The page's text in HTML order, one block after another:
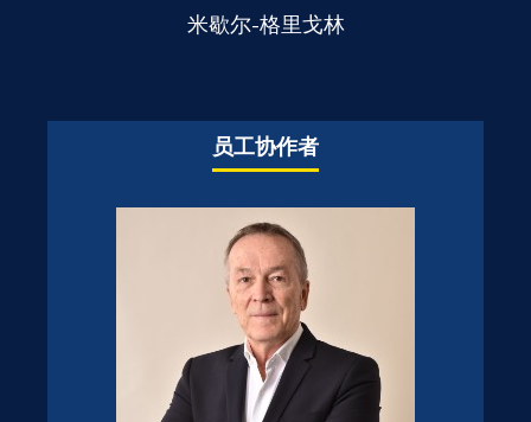
米歇尔-格里戈林
员工协作者